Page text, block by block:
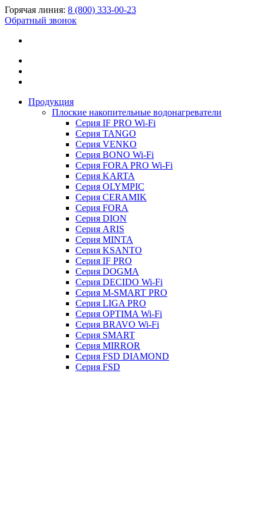
Горячая линия: 8 (800) 333-00-23
Обратный звонок
Продукция
Плоские накопительные водонагреватели
Серия IF PRO Wi-Fi
Серия TANGO
Серия VENKO
Серия BONO Wi-Fi
Серия FORA PRO Wi-Fi
Серия KARTA
Серия OLYMPIC
Серия CERAMIK
Серия FORA
Серия DION
Серия ARIS
Серия MINTA
Серия KSANTO
Серия IF PRO
Серия DOGMA
Серия DECIDO Wi-Fi
Серия M-SMART PRO
Серия LIGA PRO
Серия OPTIMA Wi-Fi
Серия BRAVO Wi-Fi
Серия SMART
Серия MIRROR
Серия FSD DIAMOND
Серия FSD